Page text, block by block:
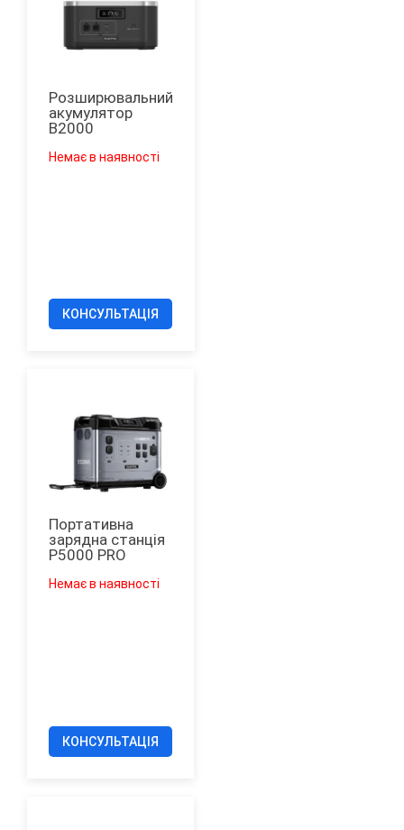
Розширювальний
акумулятор
B2000
Немає в наявності
КОНСУЛЬТАЦІЯ
Портативна
зарядна станція
P5000 PRO
Немає в наявності
КОНСУЛЬТАЦІЯ